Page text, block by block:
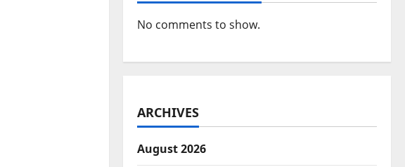
No comments to show.
ARCHIVES
August 2026